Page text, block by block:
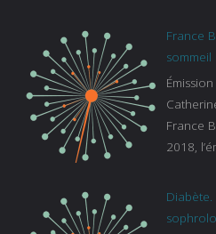
France
sommeil
France
2018,
bleu :
https://